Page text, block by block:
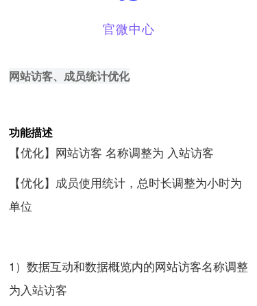
官微中心
网站访客、成员统计优化
功能描述
【优化】网站访客 名称调整为 入站访客
【优化】成员使用统计，总时长调整为小时为
单位
1）数据互动和数据概览内的网站访客名称调整
为入站访客